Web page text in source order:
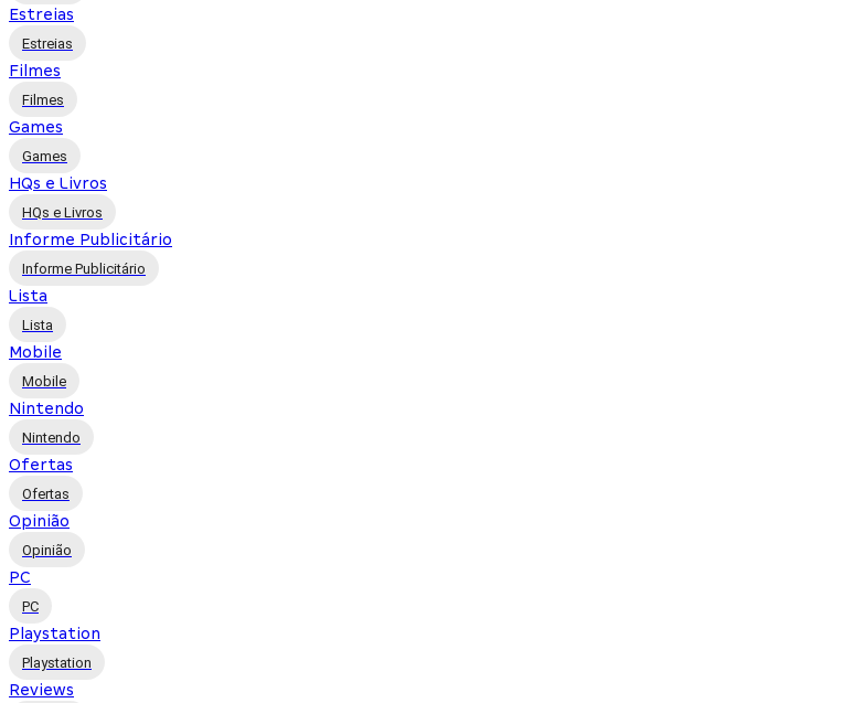
Estreias
Estreias
Filmes
Filmes
Games
Games
HQs e Livros
HQs e Livros
Informe Publicitário
Informe Publicitário
Lista
Lista
Mobile
Mobile
Nintendo
Nintendo
Ofertas
Ofertas
Opinião
Opinião
PC
PC
Playstation
Playstation
Reviews